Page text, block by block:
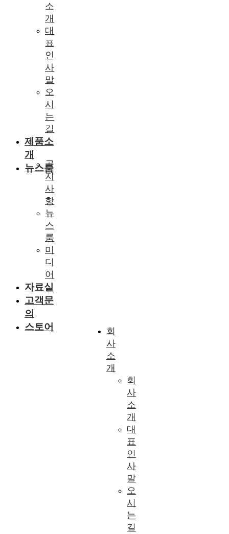
소
개
대
표
인
사
말
오
시
는
길
제품소
개
뉴스룸
공
지
사
항
뉴
스
룸
미
디
어
자료실
고객문
의
스토어
회
사
소
개
회
사
소
개
대
표
인
사
말
오
시
는
길